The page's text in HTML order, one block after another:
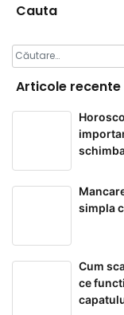
Cauta
Caută
după:
Articole recente
simpla
Cum
ce